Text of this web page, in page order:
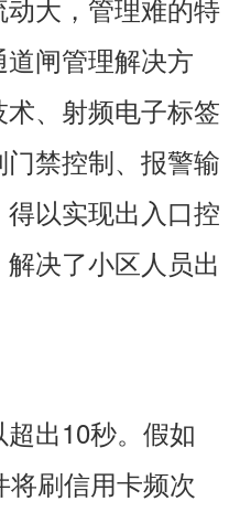
大，管理难的特
闸管理解决方
、射频电子标签
禁控制、报警输
以实现出入口控
决了小区人员出
出10秒。假如
刷信用卡频次